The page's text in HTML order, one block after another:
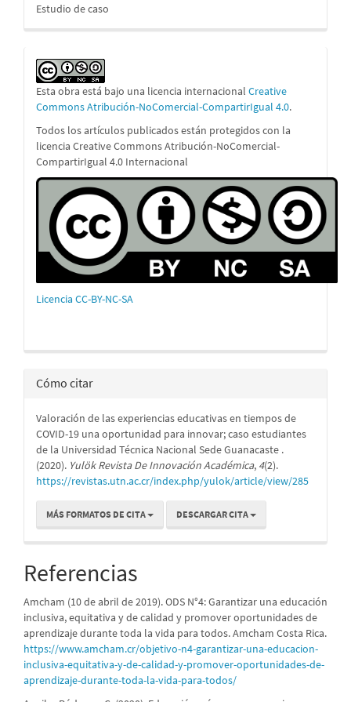
Estudio de caso
Esta obra está bajo una licencia internacional Creative
Commons Atribución-NoComercial-CompartirIgual 4.0.
Todos los artículos publicados están protegidos con la
licencia Creative Commons Atribución-NoComercial-
CompartirIgual 4.0 Internacional
Licencia CC-BY-NC-SA
Cómo citar
Valoración de las experiencias educativas en tiempos de
COVID-19 una oportunidad para innovar; caso estudiantes
de la Universidad Técnica Nacional Sede Guanacaste .
(2020). Yulök Revista De Innovación Académica, 4(2).
https://revistas.utn.ac.cr/index.php/yulok/article/view/285
MÁS FORMATOS DE CITA DESCARGAR CITA
Referencias
Amcham (10 de abril de 2019). ODS N°4: Garantizar una educación
inclusiva, equitativa y de calidad y promover oportunidades de
aprendizaje durante toda la vida para todos. Amcham Costa Rica.
https://www.amcham.cr/objetivo-n4-garantizar-una-educacion-
inclusiva-equitativa-y-de-calidad-y-promover-oportunidades-de-
aprendizaje-durante-toda-la-vida-para-todos/